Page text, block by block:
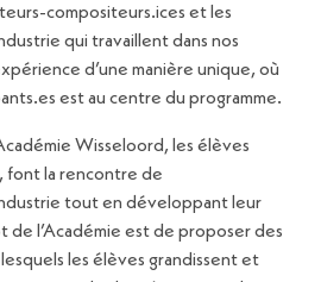
compositeurs.ices et les
qui travaillent dans nos
d’une manière unique, où
est au centre du programme.
Wisseloord, les élèves
font la rencontre de
tout en développant leur
de l’Académie est de proposer des
les élèves grandissent et